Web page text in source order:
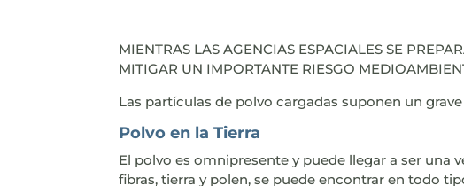
MIENTRAS LAS AGENCIAS ESPACIALES SE
MITIGAR UN IMPORTANTE RIESGO
Las partículas de polvo cargadas suponen un
Polvo en la Tierra
El polvo es omnipresente y puede llegar a ser una
fibras, tierra y polen, se puede encontrar en todo